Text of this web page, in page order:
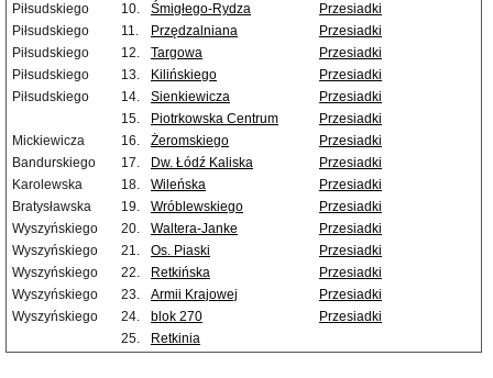
Piłsudskiego
10. Śmigłego-Rydza
Przesiadki
Piłsudskiego
11. Przędzalniana
Przesiadki
Piłsudskiego
12. Targowa
Przesiadki
Piłsudskiego
13. Kilińskiego
Przesiadki
Piłsudskiego
14. Sienkiewicza
Przesiadki
15.
Piotrkowska Centrum
Przesiadki
Mickiewicza
16. Żeromskiego
Przesiadki
Bandurskiego
17. Dw. Łódź Kaliska
Przesiadki
Karolewska
18. Wileńska
Przesiadki
Bratysławska
19. Wróblewskiego
Przesiadki
Wyszyńskiego
20. Waltera-Janke
Przesiadki
Wyszyńskiego
21. Os. Piaski
Przesiadki
Wyszyńskiego
22. Retkińska
Przesiadki
Wyszyńskiego
23. Armii Krajowej
Przesiadki
Wyszyńskiego
24. blok 270
Przesiadki
25.
Retkinia